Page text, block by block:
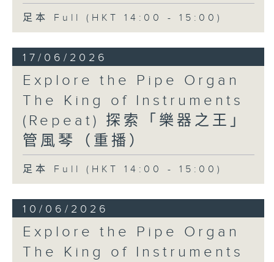
足本 Full (HKT 14:00 - 15:00)
17/06/2026
Explore the Pipe Organ
The King of Instruments
(Repeat) 探索「樂器之王」
管風琴（重播）
足本 Full (HKT 14:00 - 15:00)
10/06/2026
Explore the Pipe Organ
The King of Instruments